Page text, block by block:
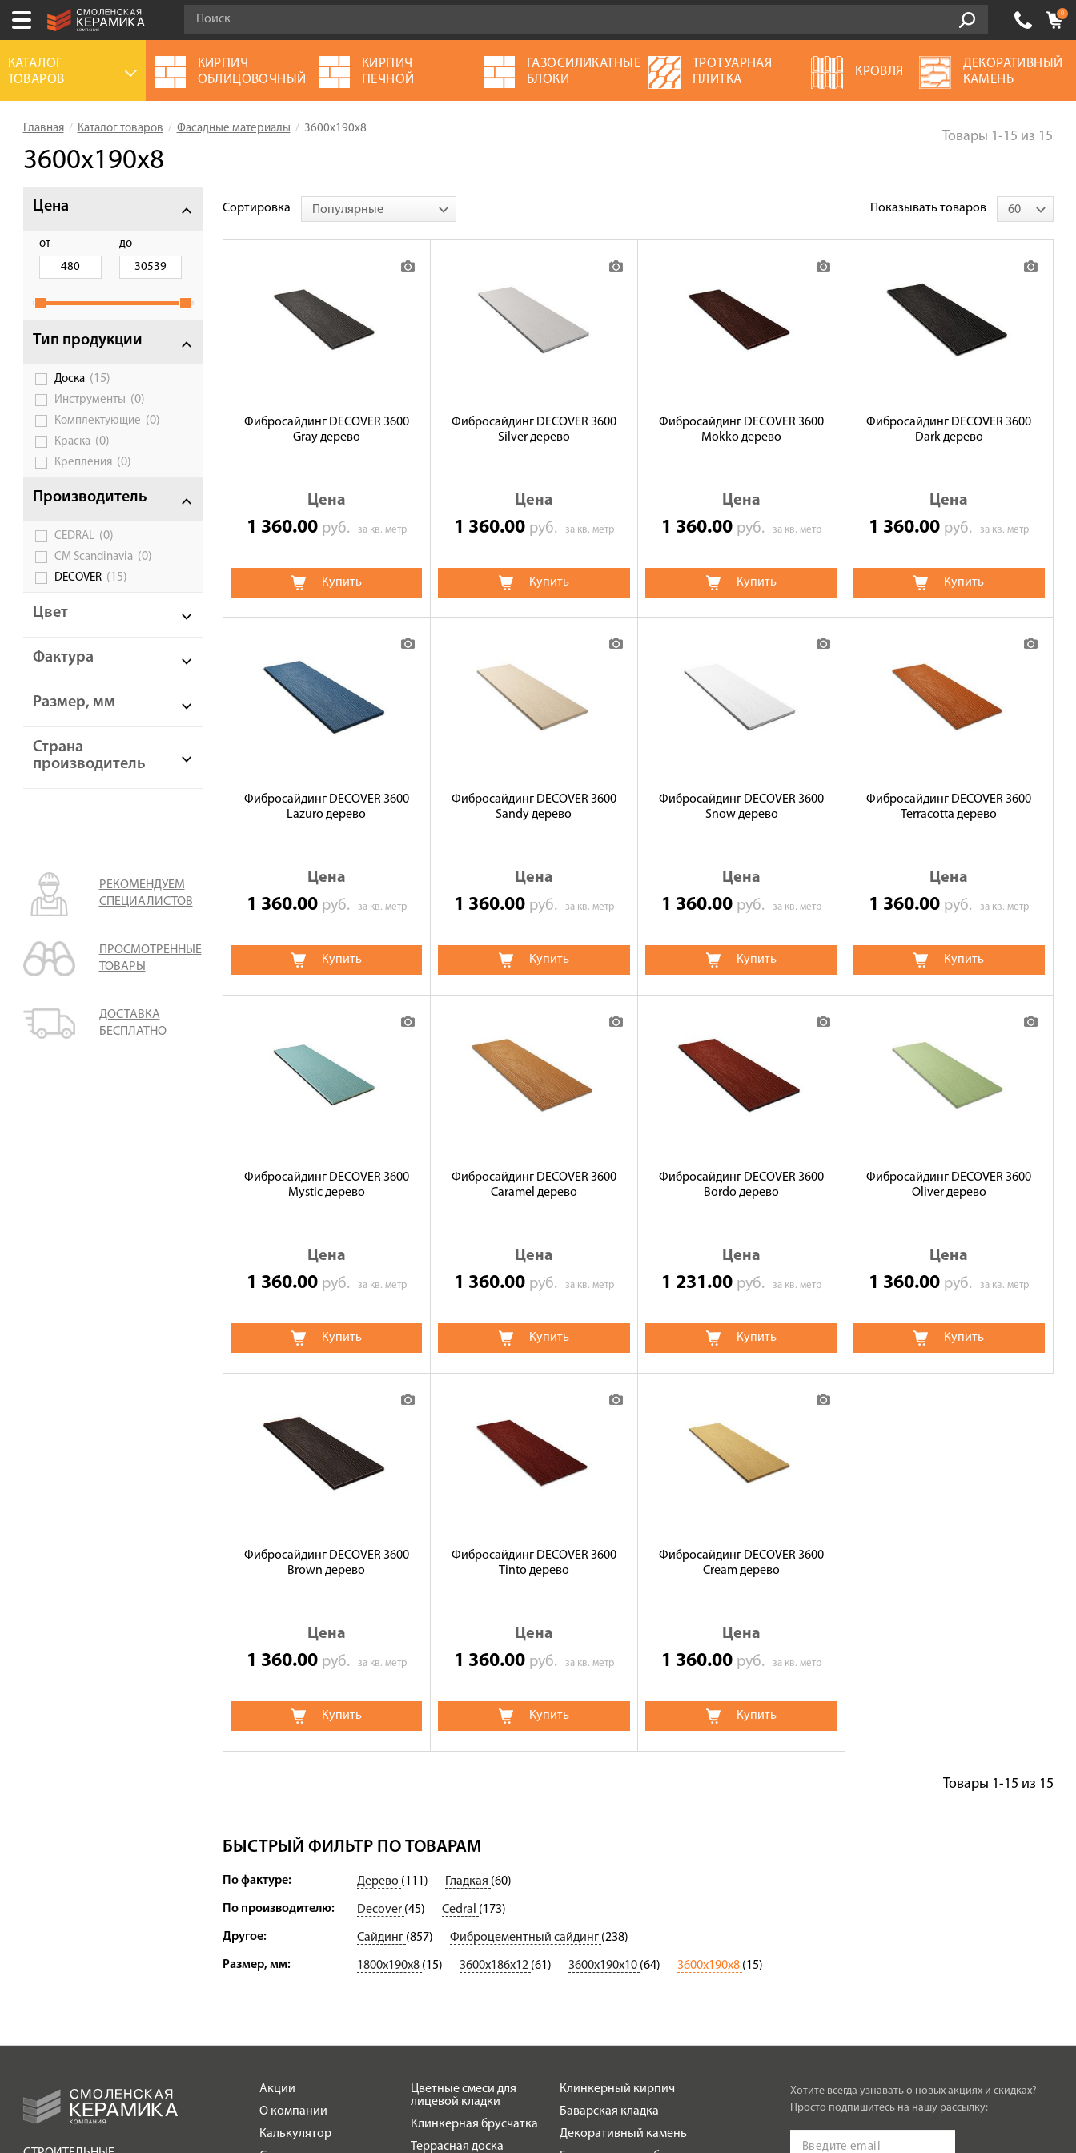
Ваш город:
Выберите ваш город:
+7 (4812) 548-777
О компании
Калькулятор
Оплата
Галерея объектов
Контакты
0
КАТАЛОГ
ТОВАРОВ
КИРПИЧ
ОБЛИЦОВОЧНЫЙ
КИРПИЧ
ПЕЧНОЙ
ГАЗОСИЛИКАТНЫЕ
БЛОКИ
ТРОТУАРНАЯ
ПЛИТКА
КРОВЛЯ
ДЕКОРАТИВНЫЙ
КАМЕНЬ
Главная Каталог товаров Фасадные материалы 3600х190х8
3600х190х8
Товары 1-15 из 15
Цена
от до
Тип продукции
Доска (15)
Инструменты (0)
Комплектующие (0)
Краска (0)
Крепления (0)
Производитель
CEDRAL (0)
CM Scandinavia (0)
DECOVER (15)
Цвет
Фактура
Размер, мм
Страна
производитель
РЕКОМЕНДУЕМ
СПЕЦИАЛИСТОВ
ПРОСМОТРЕННЫЕ
ТОВАРЫ
ДОСТАВКА
БЕСПЛАТНО
Сортировка Популярные Показывать товаров 60
Фибросайдинг DECOVER 3600
Gray дерево
Цена
1 360.00 руб. за кв. метр
Купить
Фибросайдинг DECOVER 3600
Silver дерево
Цена
1 360.00 руб. за кв. метр
Купить
Фибросайдинг DECOVER 3600
Mokko дерево
Цена
1 360.00 руб.за кв. метр
Купить
Фибросайдинг DECOVER 3600
Dark дерево
Цена
1 360.00 руб.за кв. метр
Купить
Фибросайдинг DECOVER 3600
Lazuro дерево
Цена
1 360.00 руб. за кв. метр
Купить
Фибросайдинг DECOVER 3600
Sandy дерево
Цена
1 360.00 руб. за кв. метр
Купить
Фибросайдинг DECOVER 3600
Snow дерево
Цена
1 360.00 руб.за кв. метр
Купить
Фибросайдинг DECOVER 3600
Terracotta дерево
Цена
1 360.00 руб.за кв. метр
Купить
Фибросайдинг DECOVER 3600
Mystic дерево
Цена
1 360.00 руб. за кв. метр
Купить
Фибросайдинг DECOVER 3600
Caramel дерево
Цена
1 360.00 руб. за кв. метр
Купить
Фибросайдинг DECOVER 3600
Bordo дерево
Цена
1 231.00 руб.за кв. метр
Купить
Фибросайдинг DECOVER 3600
Oliver дерево
Цена
1 360.00 руб.за кв. метр
Купить
Фибросайдинг DECOVER 3600
Brown дерево
Цена
1 360.00 руб. за кв. метр
Купить
Фибросайдинг DECOVER 3600
Tintо дерево
Цена
1 360.00 руб. за кв. метр
Купить
Фибросайдинг DECOVER 3600
Cream дерево
Цена
1 360.00 руб.за кв. метр
Купить
Товары 1-15 из 15
БЫСТРЫЙ ФИЛЬТР ПО ТОВАРАМ
По фактуре: Дерево (111) Гладкая (60)
По производителю: Decover (45) Cedral (173)
Другое: Сайдинг (857) Фиброцементный сайдинг (238)
Размер, мм: 1800х190х8 (15) 3600х186х12 (61) 3600х190х10 (64) 3600х190х8 (15)
Акции
О компании
Калькулятор
Цветные смеси для
лицевой кладки
Клинкерная брусчатка
Террасная доска
Клинкерный кирпич
Баварская кладка
Декоративный камень
Хотите всегда узнавать о новых акциях и скидках?
Просто подпишитесь на нашу рассылку: